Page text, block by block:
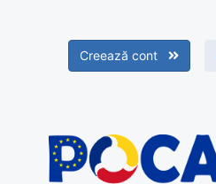
Creează cont